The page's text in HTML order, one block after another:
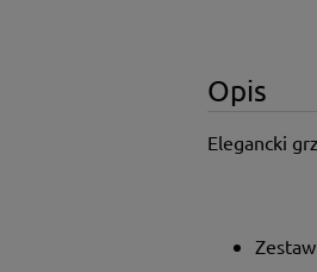
Opis
Elegancki